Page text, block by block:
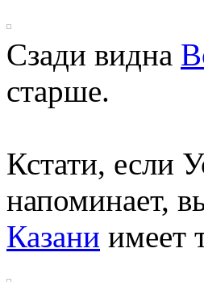
Сзади видна
старше.
Кстати, если
напоминает,
Казани имеет